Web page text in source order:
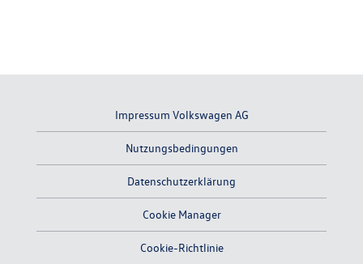
Impressum Volkswagen AG
Nutzungsbedingungen
Datenschutzerklärung
Cookie Manager
Cookie-Richtlinie